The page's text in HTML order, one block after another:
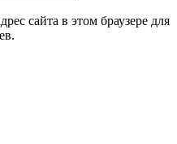
сайта в этом браузере для